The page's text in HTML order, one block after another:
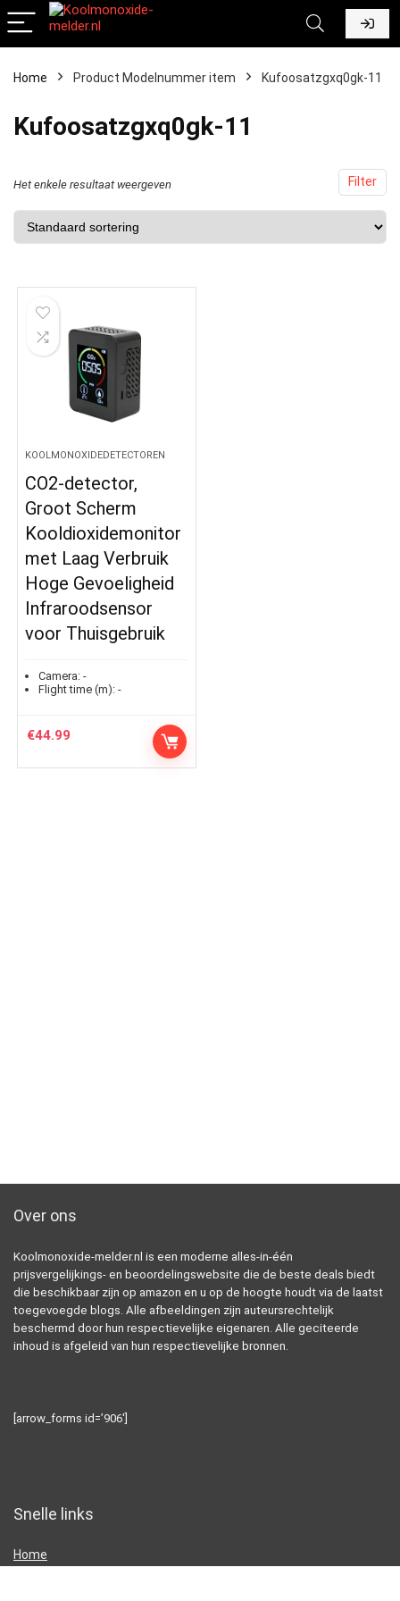
Home Product Modelnummer item ‎Kufoosatzgxq0gk-11
‎Kufoosatzgxq0gk-11
Filter
Het enkele resultaat weergeven
KOOLMONOXIDEDETECTOREN
CO2-detector,
Groot Scherm
Kooldioxidemonitor
met Laag Verbruik
Hoge Gevoeligheid
Infraroodsensor
voor Thuisgebruik
Camera: -
Flight time (m): -
€44.99
Over ons
Koolmonoxide-melder.nl is een moderne alles-in-één
prijsvergelijkings- en beoordelingswebsite die de beste deals biedt
die beschikbaar zijn op amazon en u op de hoogte houdt via de laatst
toegevoegde blogs. Alle afbeeldingen zijn auteursrechtelijk
beschermd door hun respectievelijke eigenaren. Alle geciteerde
inhoud is afgeleid van hun respectievelijke bronnen.
[arrow_forms id=’906′]
Snelle links
Home